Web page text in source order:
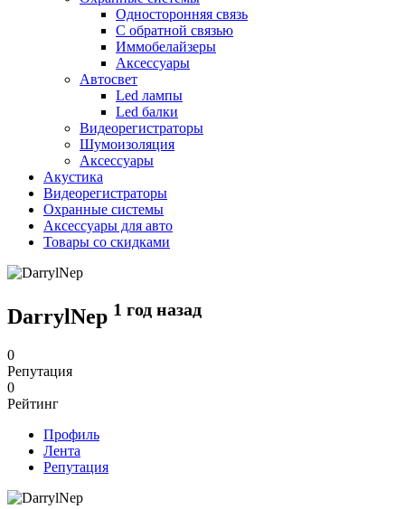
Односторонняя связь
С обратной связью
Иммобелайзеры
Аксессуары
Автосвет
Led лампы
Led балки
Видеорегистраторы
Шумоизоляция
Аксессуары
Акустика
Видеорегистраторы
Охранные системы
Аксессуары для авто
Товары со скидками
DarrylNep 1 год назад
0
Репутация
0
Рейтинг
Профиль
Лента
Репутация